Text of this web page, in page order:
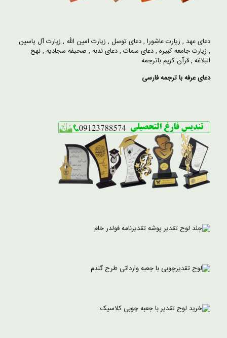
دعای عهد , زیارت عاشورا ,دعای توسل , زیارت امین الله , زیارت آل یاسین
, زیارت جامعه کبیره ,دعای سمات ,دعای ندبه , صحیفه سجادیه ,نهج
البلاغه ,قرآن کریم باترجمه
دعای عرفه با ترجمه فارسی